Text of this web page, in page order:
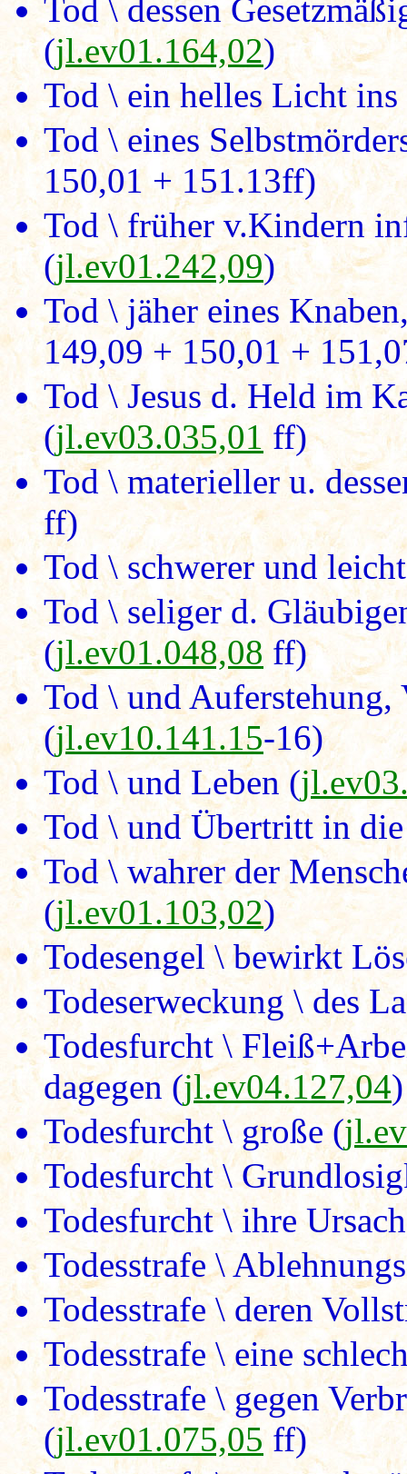
Tod \ dessen
(jl.ev01.164,02)
Tod \ ein helles Licht ins
Tod \ eines
150,01 + 151.13ff)
Tod \ früher v.Kindern
(jl.ev01.242,09)
Tod \ jäher eines
149,09 + 150,01 +
Tod \ Jesus d. Held im
(jl.ev03.035,01 ff)
Tod \ materieller u.
ff)
Tod \ schwerer und
Tod \ seliger d.
(jl.ev01.048,08 ff)
Tod \ und Auferstehung,
(jl.ev10.141.15-16)
Tod \ und Leben (
Tod \ und Übertritt in
Tod \ wahrer der
(jl.ev01.103,02)
Todesengel \ bewirkt
Todeserweckung \ des
Todesfurcht \
dagegen (jl.ev04.127,04)
Todesfurcht \ große (
Todesfurcht \
Todesfurcht \ ihre
Todesstrafe \
Todesstrafe \ deren
Todesstrafe \ eine
Todesstrafe \ gegen
(jl.ev01.075,05 ff)